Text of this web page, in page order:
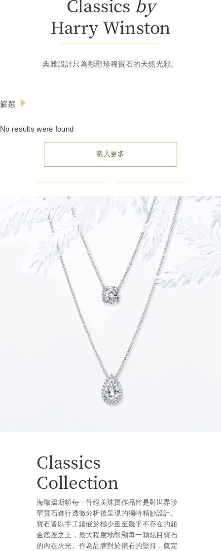
Classics by
Harry Winston
典雅設計只為彰顯珍稀寶石的天然光彩。
品
篩選
No results were found
Classics
Collection
海瑞溫斯頓每一件絕美珠寶作品皆是對世界珍
罕寶石進行透徹分析後呈現的獨特精妙設計。
寶石皆以手工鑲嵌於極少量至幾乎不存在的鉑
金底座之上，最大程度地彰顯每一顆炫目寶石
的內在火光。作為品牌對於鑽石的堅持，奠定